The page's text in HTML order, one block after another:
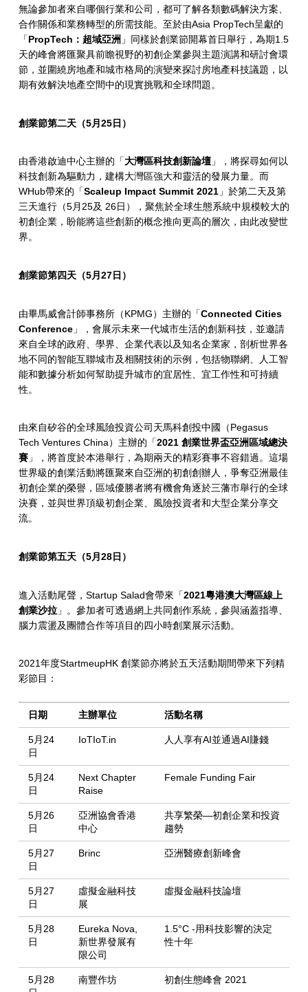
無論參加者來自哪個行業和公司，都可了解各類數碼解決方案、
合作關係和業務轉型的所需技能。至於由Asia PropTech呈獻的
「PropTech ：超域亞洲 」同樣於創業節開幕首日舉行，為期1.5
天的峰會將匯聚具前瞻視野的初創企業參與主題演講和研討會環
節，並圍繞房地產和城市格局的演變來探討房地產科技議題，以
期有效解決地產空間中的現實挑戰和全球問題。
創業節第二天（5月25日）
由香港啟迪中心主辦的「大灣區科技創新論壇」，將探尋如何以
科技創新為驅動力，建構大灣區強大和靈活的發展力量。而
WHub帶來的「Scaleup Impact Summit 2021」於第二天及第
三天進行（5月25及 26日），聚焦於全球生態系統中規模較大的
初創企業，盼能將這些創新的概念推向更高的層次，由此改變世
界。
創業節第四天（5月 27日）
由畢馬威會計師事務所（KPMG）主辦的「Connected Cities
Conference」，會展示未來一代城市生活的創新科技，並邀請
來自全球的政府、學界、企業代表以及知名企業家，剖析世界各
地不同的智能互聯城市及相關技術的示例，包括物聯網、人工智
能和數據分析如何幫助提升城市的宜居性、宜工作性和可持續
性。
由來自矽谷的全球風險投資公司天馬科創投中國（Pegasus
Tech Ventures China）主辦的「2021 創業世界盃亞洲區域總決
賽」，將首度於本港舉行，為期兩天的精彩賽事不容錯過。這場
世界級的創業活動將匯聚來自亞洲的初創創辦人，爭奪亞洲最佳
初創企業的榮譽，區域優勝者將有機會角逐於三藩市舉行的全球
決賽，並與世界頂級初創企業、風險投資者和大型企業分享交
流。
創業節第五天（5月 28日）
進入活動尾聲，Startup Salad會帶來「2021粵港澳大灣區線上
創業沙拉」。參加者可透過網上共同創作系統，參與涵蓋指導、
腦力震盪及團體合作等項目的四小時創業展示活動。
2021年度StartmeupHK 創業節亦將於五天活動期間帶來下列精
彩節目：
日期 主辦單位 活動名稱
5月24
日
IoTIoT.in 人人享有AI並通過AI賺錢
5月24
日
Next Chapter
Raise
Female Funding Fair
5月26
日
亞洲協會香港
中心
共享繁榮—初創企業和投資
趨勢
5月27
日
Brinc 亞洲醫療創新峰會
5月27
日
虛擬金融科技
展
虛擬金融科技論壇
5月28
日
Eureka Nova,
新世界發展有
限公司
1.5°C -用科技影響的決定
性十年
5月28
南豐作坊 初創生態峰會 2021